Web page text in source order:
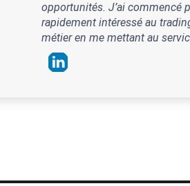
opportunités. J’ai commencé
rapidement intéressé au
métier en me mettant au